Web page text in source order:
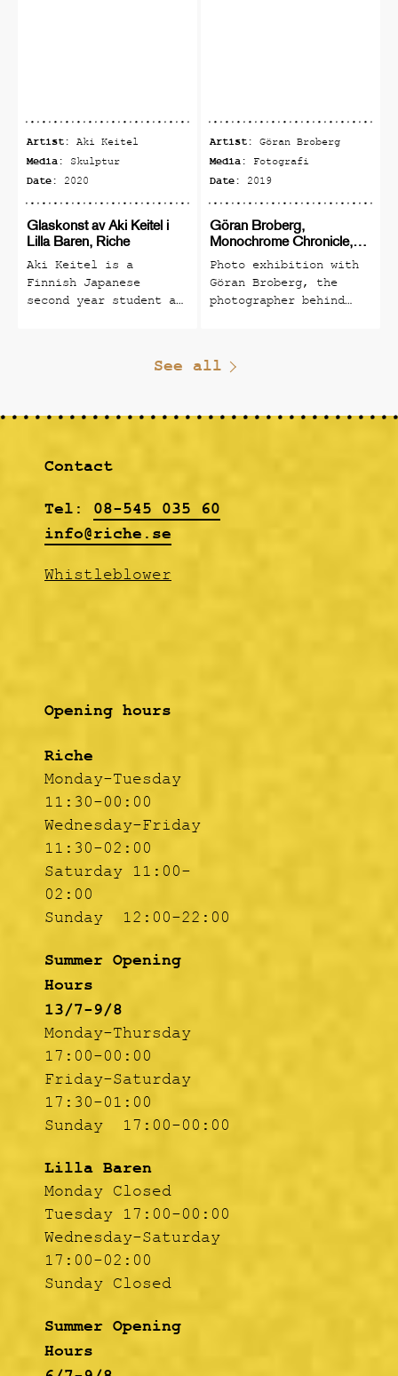
Artist: Aki Keitel
Media: Skulptur
Date: 2020
Glaskonst av Aki Keitel i
Lilla Baren, Riche
Aki Keitel is a
Finnish Japanese
second year student at
Artist: Göran Broberg
Media: Fotografi
Date: 2019
Göran Broberg,
Monochrome Chronicle,
fotoutställning
Photo exhibition with
Göran Broberg, the
photographer behind
(classy winner of many
international awards,
about The Hives).
See all
Opening hours
Riche
Monday-Tuesday
11:30-00:00
Wednesday-Friday
11:30-02:00
Saturday 11:00-
02:00
Sunday 12:00-22:00
Summer Opening
Hours
13/7-9/8
Monday-Thursday
17:00-00:00
Friday-Saturday
17:30-01:00
Sunday 17:00-00:00
Lilla Baren
Monday Closed
Tuesday 17:00-00:00
Wednesday-Saturday
17:00-02:00
Sunday Closed
Summer Opening
Hours
Contact
Tel: 08-545 035 60
info@riche.se
Whistleblower